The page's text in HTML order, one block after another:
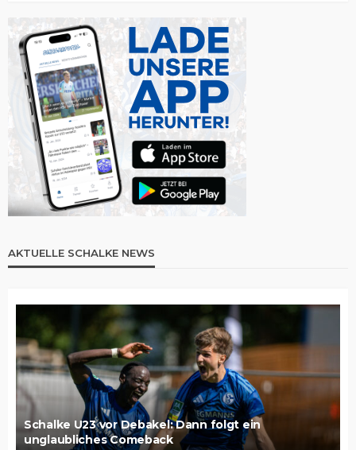
AKTUELLE SCHALKE NEWS
Schalke U23 vor Debakel: Dann folgt ein
unglaubliches Comeback